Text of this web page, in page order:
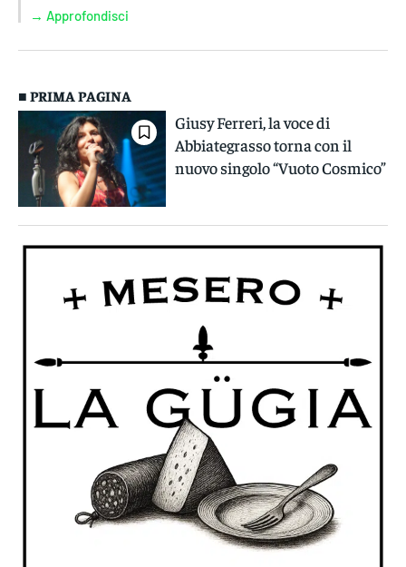
→ Approfondisci
■ PRIMA PAGINA
Giusy Ferreri, la voce di
Abbiategrasso torna con il
nuovo singolo “Vuoto Cosmico”